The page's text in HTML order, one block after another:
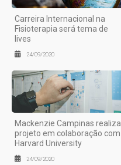
Carreira Internacional na
Fisioterapia será tema de
lives
24/09/2020
Mackenzie Campinas realiza
projeto em colaboração com
Harvard University
24/09/2020